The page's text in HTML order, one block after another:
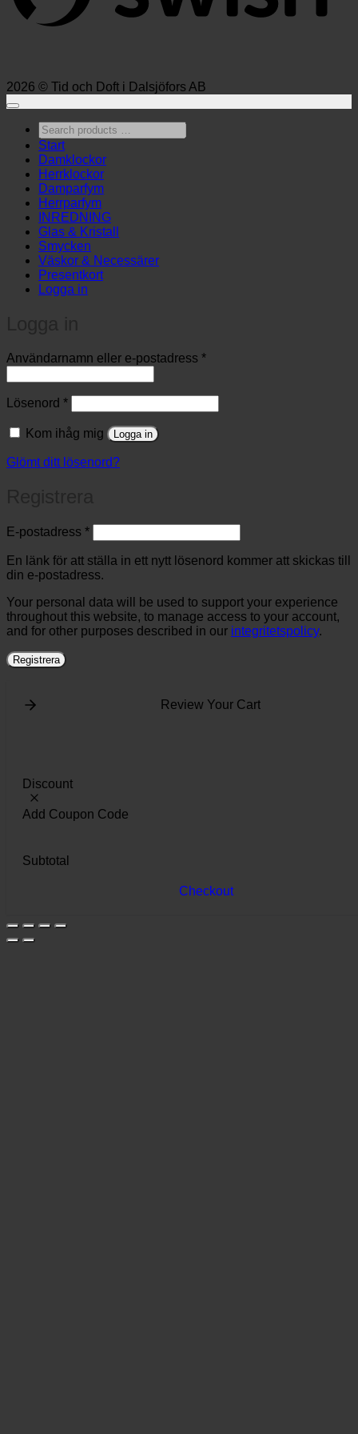
2026 © Tid och Doft i Dalsjöfors AB
Search
products
…
Start
Damklockor
Herrklockor
Damparfym
Herrparfym
INREDNING
Glas & Kristall
Smycken
Väskor & Necessärer
Presentkort
Logga in
Användarnamn eller e-postadress *Obligatoriskt
Lösenord *Obligatoriskt
Kom ihåg mig Logga in
Glömt ditt lösenord?
E-postadress *Obligatoriskt
En länk för att ställa in ett nytt lösenord kommer att skickas till
din e-postadress.
Your personal data will be used to support your experience
throughout this website, to manage access to your account,
and for other purposes described in our integritetspolicy.
Registrera
Review Your Cart
Discount
Add Coupon Code
Subtotal
Checkout